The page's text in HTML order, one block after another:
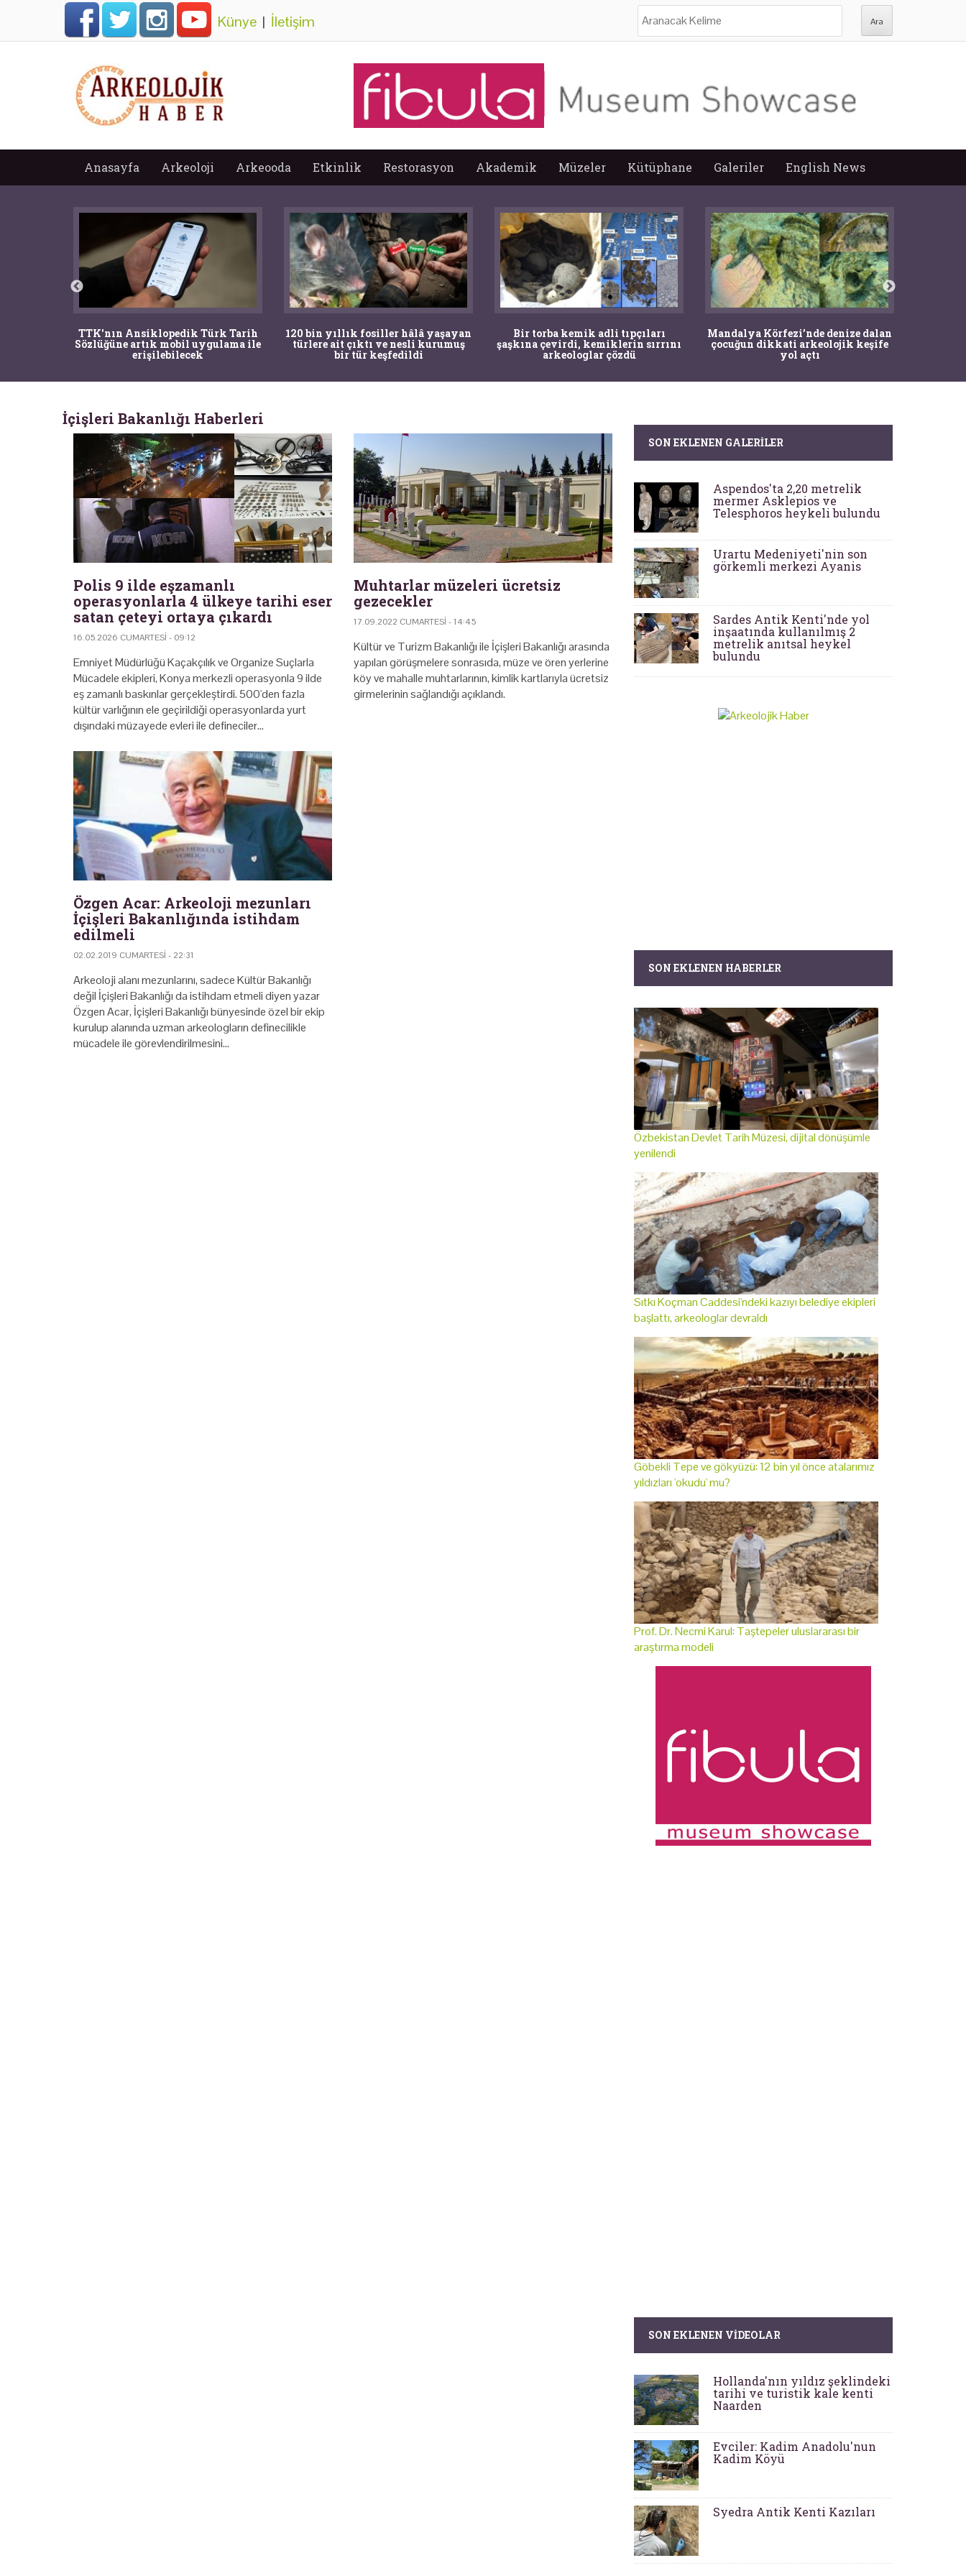
Künye | İletişim
Anasayfa Arkeoloji Arkeooda Etkinlik Restorasyon Akademik Müzeler Kütüphane Galeriler English News
TTK'nın Ansiklopedik Türk Tarih
Sözlüğüne artık mobil uygulama ile
erişilebilecek
120 bin yıllık fosiller hâlâ yaşayan
türlere ait çıktı ve nesli kurumuş
bir tür keşfedildi
Bir torba kemik adli tıpçıları
şaşkına çevirdi, kemiklerin sırrını
arkeologlar çözdü
Mandalya Körfezi’nde denize dalan
çocuğun dikkati arkeolojik keşife
yol açtı
İçişleri Bakanlığı Haberleri
Polis 9 ilde eşzamanlı
operasyonlarla 4 ülkeye tarihi eser
satan çeteyi ortaya çıkardı
16.05.2026 CUMARTESI - 09:12
Emniyet Müdürlüğü Kaçakçılık ve Organize Suçlarla
Mücadele ekipleri, Konya merkezli operasyonla 9 ilde
eş zamanlı baskınlar gerçekleştirdi. 500'den fazla
kültür varlığının ele geçirildiği operasyonlarda yurt
dışındaki müzayede evleri ile defineciler…
Muhtarlar müzeleri ücretsiz
gezecekler
17.09.2022 CUMARTESI - 14:45
Kültür ve Turizm Bakanlığı ile İçişleri Bakanlığı arasında
yapılan görüşmelere sonrasıda, müze ve ören yerlerine
köy ve mahalle muhtarlarının, kimlik kartlarıyla ücretsiz
girmelerinin sağlandığı açıklandı.
Özgen Acar: Arkeoloji mezunları
İçişleri Bakanlığında istihdam
edilmeli
02.02.2019 CUMARTESI - 22:31
Arkeoloji alanı mezunlarını, sadece Kültür Bakanlığı
değil İçişleri Bakanlığı da istihdam etmeli diyen yazar
Özgen Acar, İçişleri Bakanlığı bünyesinde özel bir ekip
kurulup alanında uzman arkeologların definecilikle
mücadele ile görevlendirilmesini…
SON EKLENEN GALERILER
Aspendos'ta 2,20 metrelik
mermer Asklepios ve
Telesphoros heykeli bulundu
Urartu Medeniyeti'nin son
görkemli merkezi Ayanis
Sardes Antik Kenti'nde yol
inşaatında kullanılmış 2
metrelik anıtsal heykel
bulundu
SON EKLENEN HABERLER
Özbekistan Devlet Tarih Müzesi, dijital dönüşümle
yenilendi
Sıtkı Koçman Caddesi'ndeki kazıyı belediye ekipleri
başlattı, arkeologlar devraldı
Göbekli Tepe ve gökyüzü: 12 bin yıl önce atalarımız
yıldızları 'okudu' mu?
Prof. Dr. Necmi Karul: Taştepeler uluslararası bir
araştırma modeli
SON EKLENEN VIDEOLAR
Hollanda'nın yıldız şeklindeki
tarihi ve turistik kale kenti
Naarden
Evciler: Kadim Anadolu'nun
Kadim Köyü
Syedra Antik Kenti Kazıları